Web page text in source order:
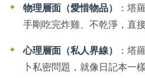
✦ 物理層面（愛惜物品）
：塔
手剛吃完炸雞、不乾淨，直
✦ 心理層面（私人界線）
：塔
卜私密問題，就像日記本一